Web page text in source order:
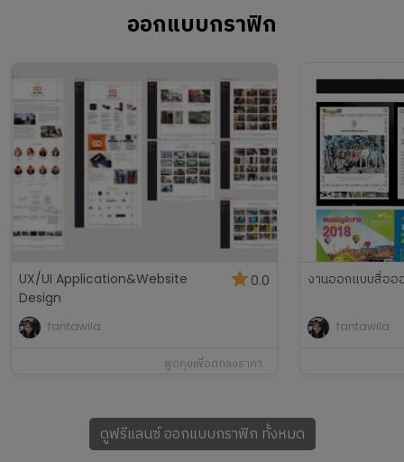
ออกแบบกราฟิก
UX/UI Application&Website
Design
fantawila
0.0
พูดคุยเพื่อตกลงราคา
งานออกแบบสื่ออ
fantawila
ดูฟรีแลนซ์ออกแบบกราฟิก ทั้งหมด